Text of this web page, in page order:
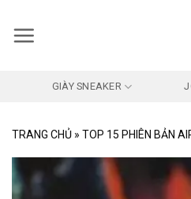
qua
GIÀY SNEAKER
TRANG CHỦ » TOP 15 PHIÊN BẢN